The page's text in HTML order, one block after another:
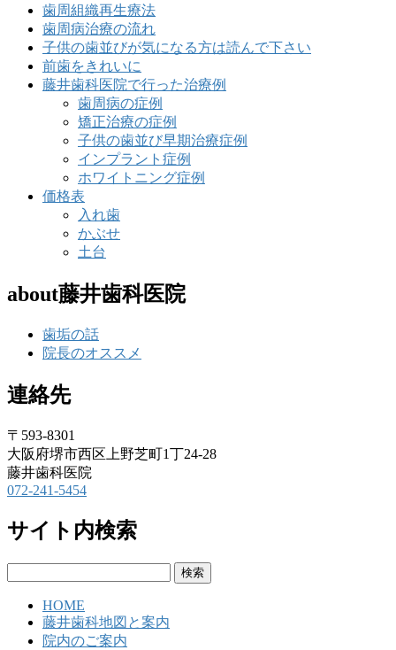
歯周組織再生療法
歯周病治療の流れ
子供の歯並びが気になる方は読んで下さい
前歯をきれいに
藤井歯科医院で行った治療例
歯周病の症例
矯正治療の症例
子供の歯並び早期治療症例
インプラント症例
ホワイトニング症例
価格表
入れ歯
かぶせ
土台
about藤井歯科医院
歯垢の話
院長のオススメ
連絡先
〒593-8301
大阪府堺市西区上野芝町1丁24-28
藤井歯科医院
072-241-5454
サイト内検索
HOME
藤井歯科地図と案内
院内のご案内